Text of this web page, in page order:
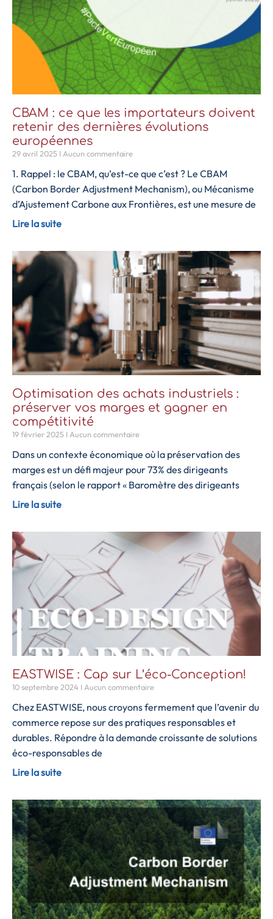
CBAM : ce que les importateurs doivent
retenir des dernières évolutions
européennes
29 avril 2025 Aucun commentaire
1. Rappel : le CBAM, qu’est-ce que c’est ? Le CBAM
(Carbon Border Adjustment Mechanism), ou Mécanisme
d’Ajustement Carbone aux Frontières, est une mesure de
Lire la suite
Optimisation des achats industriels :
préserver vos marges et gagner en
compétitivité
19 février 2025 Aucun commentaire
Dans un contexte économique où la préservation des
marges est un défi majeur pour 73% des dirigeants
français (selon le rapport « Baromètre des dirigeants
Lire la suite
EASTWISE : Cap sur L’éco-Conception!
10 septembre 2024 Aucun commentaire
Chez EASTWISE, nous croyons fermement que l’avenir du
commerce repose sur des pratiques responsables et
durables. Répondre à la demande croissante de solutions
éco-responsables de
Lire la suite